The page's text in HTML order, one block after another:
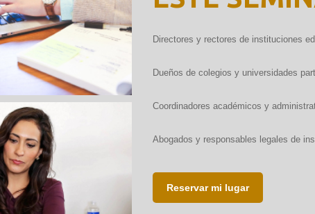
DE GESTIÓN
INTERESADOS EN
INSTITUCIONES
EDUCATIVAS
Directores y rectores de instituciones
Dueños de colegios y universidades
Coordinadores académicos y
Abogados y responsables legales de
Reservar mi lugar